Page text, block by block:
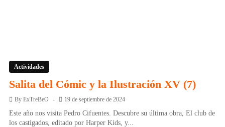
Actividades
Salita del Cómic y la Ilustración XV (7)
By ExTreBeO 19 de septiembre de 2024
Este año nos visita Pedro Cifuentes. Descubre su última obra, El club de
los castigados, editado por Harper Kids, y...